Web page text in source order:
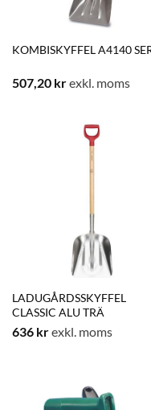
KOMBISKYFFEL A4140
507,20 krexkl. moms
LADUGÅRDSSKYFFEL
CLASSIC ALU TRÄ
636 krexkl. moms